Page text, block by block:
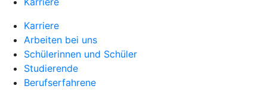
Karriere
Arbeiten bei uns
Schülerinnen und Schüler
Studierende
Berufserfahrene